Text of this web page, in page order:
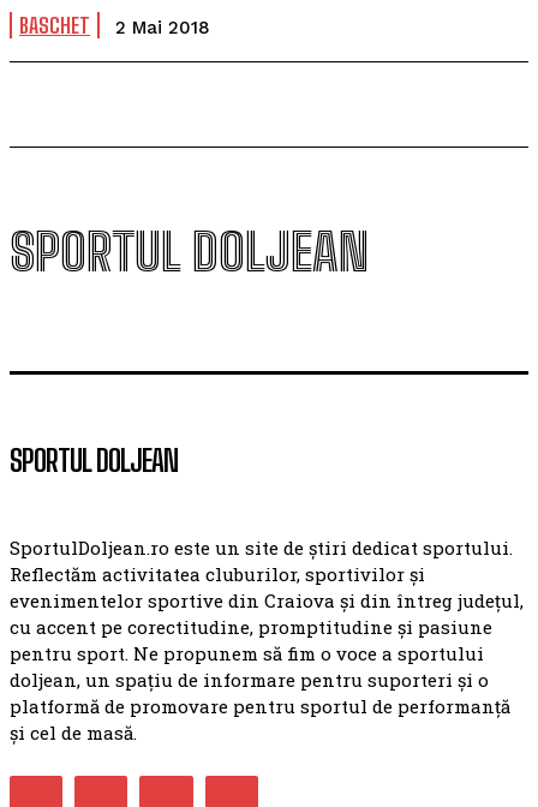
BASCHET 2 Mai 2018
SPORTUL DOLJEAN
SPORTUL DOLJEAN
SportulDoljean.ro este un site de știri dedicat sportului.
Reflectăm activitatea cluburilor, sportivilor și
evenimentelor sportive din Craiova și din întreg județul,
cu accent pe corectitudine, promptitudine și pasiune
pentru sport. Ne propunem să fim o voce a sportului
doljean, un spațiu de informare pentru suporteri și o
platformă de promovare pentru sportul de performanță
și cel de masă.